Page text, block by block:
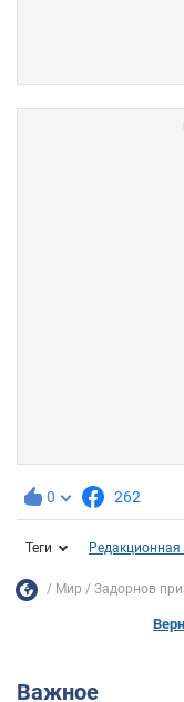
0 262
Теги Редакционная
Мир Задорнов
Важное